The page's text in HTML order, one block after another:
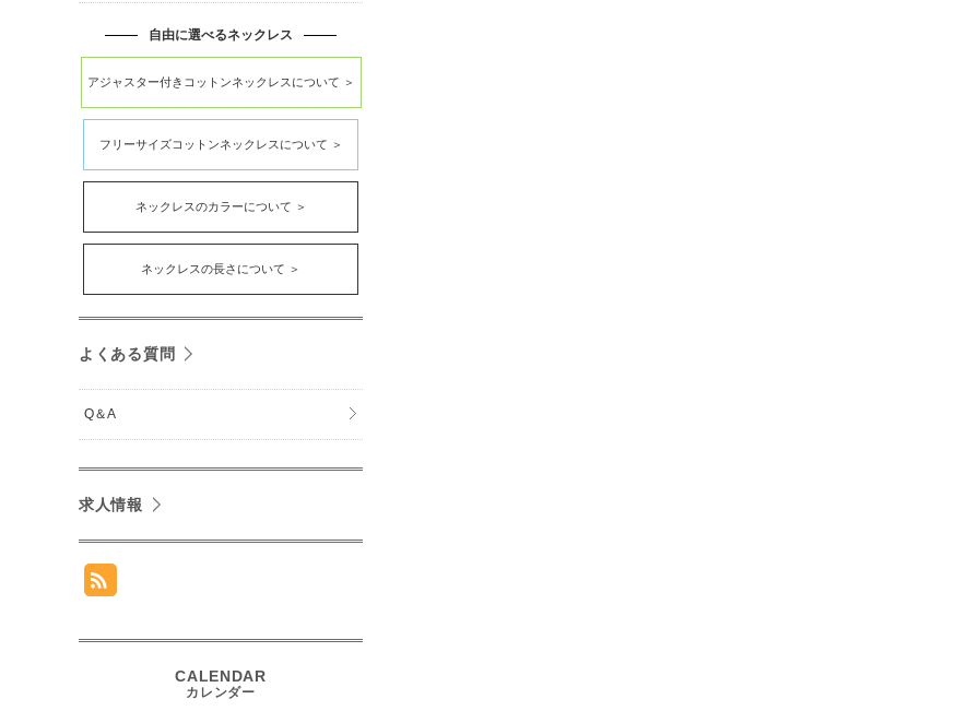
自由に選べるネックレス
アジャスター付きコットンネックレスについて ＞
フリーサイズコットンネックレスについて ＞
ネックレスのカラーについて ＞
ネックレスの長さについて ＞
よくある質問
Q＆A
求人情報